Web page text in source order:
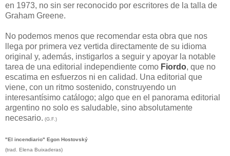
en 1973, no sin ser reconocido por escritores de la talla de
Graham Greene.
No podemos menos que recomendar esta obra que nos
llega por primera vez vertida directamente de su idioma
original y, además, instigarlos a seguir y apoyar la notable
tarea de una editorial independiente como Fiordo, que no
escatima en esfuerzos ni en calidad. Una editorial que
viene, con un ritmo sostenido, construyendo un
interesantísimo catálogo; algo que en el panorama editorial
argentino no solo es saludable, sino absolutamente
necesario. (G.F.)
"El incendiario" Egon Hostovský
(trad. Elena Buixaderas)